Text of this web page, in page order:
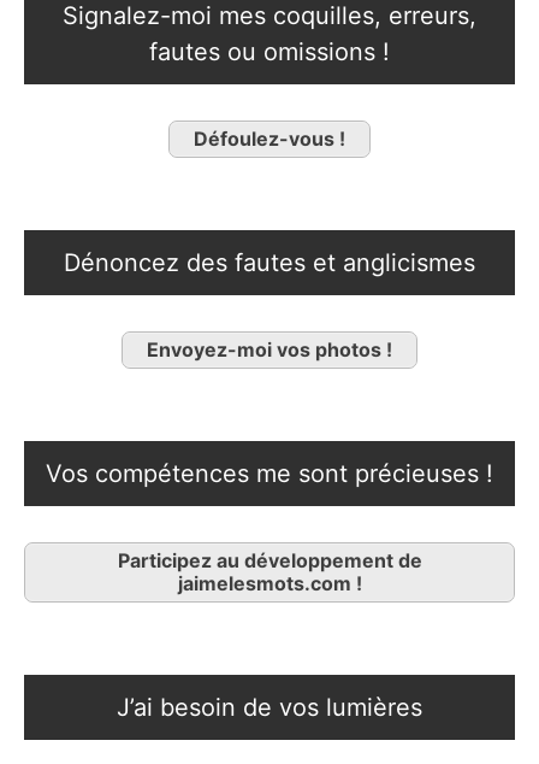
Signalez-moi mes coquilles, erreurs,
fautes ou omissions !
Défoulez-vous !
Dénoncez des fautes et anglicismes
Envoyez-moi vos photos !
Vos compétences me sont précieuses !
Participez au développement de
jaimelesmots.com !
J’ai besoin de vos lumières